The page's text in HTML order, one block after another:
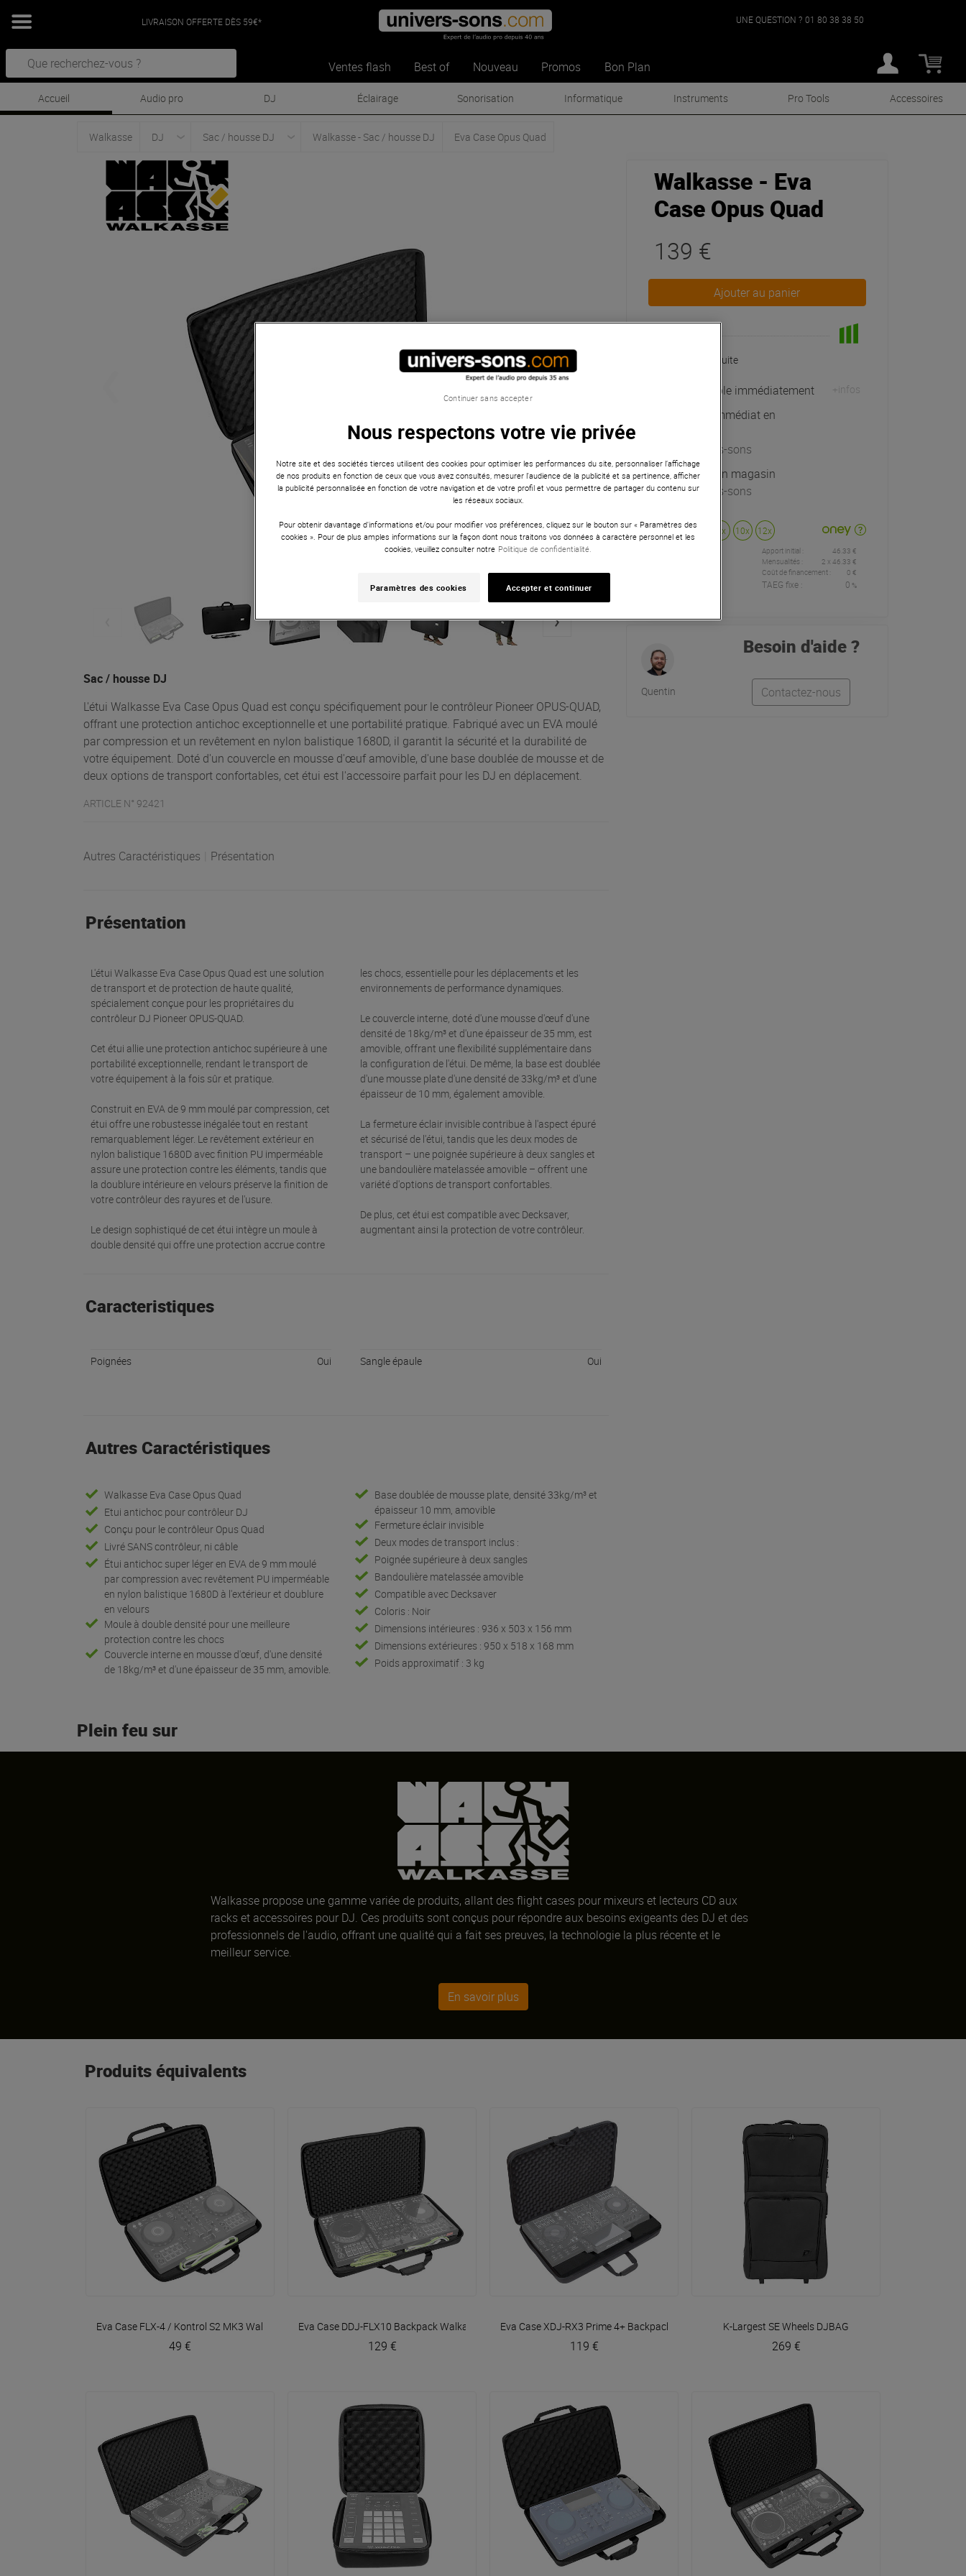
LIVRAISON OFFERTE DÈS 59€*
Ventes flash Best of Nouveau Promos Bon Plan
UNE QUESTION ? 01 80 38 38 50
Accueil Audio pro DJ Éclairage Sonorisation Informatique Instruments Pro Tools Accessoires
Walkasse DJ Sac / housse DJ Walkasse - Sac / housse DJ Eva Case Opus Quad
Sac / housse DJ
L'étui Walkasse Eva Case Opus Quad est conçu spécifiquement pour le contrôleur Pioneer OPUS-QUAD,
offrant une protection antichoc exceptionnelle et une portabilité pratique. Fabriqué avec un EVA moulé
par compression et un revêtement en nylon balistique 1680D, il garantit la sécurité et la durabilité de
votre équipement. Doté d'un couvercle en mousse d'œuf amovible, d'une base doublée de mousse et de
deux options de transport confortables, cet étui est l'accessoire parfait pour les DJ en déplacement.
ARTICLE N° 92421
Autres Caractéristiques Présentation
Présentation
L'étui Walkasse Eva Case Opus Quad est une solution
de transport et de protection de haute qualité,
spécialement conçue pour les propriétaires du
contrôleur DJ Pioneer OPUS-QUAD.
Cet étui allie une protection antichoc supérieure à une
portabilité exceptionnelle, rendant le transport de
votre équipement à la fois sûr et pratique.
Construit en EVA de 9 mm moulé par compression, cet
étui offre une robustesse inégalée tout en restant
remarquablement léger. Le revêtement extérieur en
nylon balistique 1680D avec finition PU imperméable
assure une protection contre les éléments, tandis que
la doublure intérieure en velours préserve la finition de
votre contrôleur des rayures et de l'usure.
Le design sophistiqué de cet étui intègre un moule à
double densité qui offre une protection accrue contre
les chocs, essentielle pour les déplacements et les
environnements de performance dynamiques.
Le couvercle interne, doté d'une mousse d'œuf d'une
densité de 18kg/m³ et d'une épaisseur de 35 mm, est
amovible, offrant une flexibilité supplémentaire dans
la configuration de l'étui. De même, la base est doublée
d'une mousse plate d'une densité de 33kg/m³ et d'une
épaisseur de 10 mm, également amovible.
La fermeture éclair invisible contribue à l'aspect épuré
et sécurisé de l'étui, tandis que les deux modes de
transport – une poignée supérieure à deux sangles et
une bandoulière matelassée amovible – offrent une
variété d'options de transport confortables.
De plus, cet étui est compatible avec Decksaver,
augmentant ainsi la protection de votre contrôleur.
Caracteristiques
Poignées Oui Sangle épaule Oui
Autres Caractéristiques
Walkasse Eva Case Opus Quad
Etui antichoc pour contrôleur DJ
Conçu pour le contrôleur Opus Quad
Livré SANS contrôleur, ni câble
Étui antichoc super léger en EVA de 9 mm moulé
par compression avec revêtement PU imperméable
en nylon balistique 1680D à l'extérieur et doublure
en velours
Moule à double densité pour une meilleure
protection contre les chocs
Couvercle interne en mousse d'œuf, d'une densité
de 18kg/m³ et d'une épaisseur de 35 mm, amovible.
Base doublée de mousse plate, densité 33kg/m³ et
épaisseur 10 mm, amovible
Fermeture éclair invisible
Deux modes de transport inclus :
Poignée supérieure à deux sangles
Bandoulière matelassée amovible
Compatible avec Decksaver
Coloris : Noir
Dimensions intérieures : 936 x 503 x 156 mm
Dimensions extérieures : 950 x 518 x 168 mm
Poids approximatif : 3 kg
Walkasse - Eva
Case Opus Quad
139 €
Ajouter au panier
Livraison Gratuite
Expédiable immédiatement +infos
Retrait immédiat en
à Univers-sons
Exposé en magasin
à Univers-sons
Payer en 3x 4x 10x 12x
Apport initial :
46.33 €
Mensualités :
2 x 46.33 €
Coût de financement :
0 €
TAEG fixe : 0 %
Quentin
Besoin d'aide ?
Contactez-nous
Plein feu sur
Walkasse propose une gamme variée de produits, allant des flight cases pour mixeurs et lecteurs CD aux
racks et accessoires pour DJ. Ces produits sont conçus pour répondre aux besoins exigeants des DJ et des
professionnels de l'audio, offrant une qualité qui a fait ses preuves, la technologie la plus récente et le
meilleur service.
En savoir plus
Produits équivalents
VOIR EN DÉTAIL
Eva Case FLX-4 / Kontrol S2 MK3 Walkasse
49 €
VOIR EN DÉTAIL
Eva Case DDJ-FLX10 Backpack Walkasse
129 €
VOIR EN DÉTAIL
Eva Case XDJ-RX3 Prime 4+ Backpack
119 €
VOIR EN DÉTAIL
K-Largest SE Wheels DJBAG
269 €
Nous respectons votre vie privée
Notre site et des sociétés tierces utilisent des cookies pour optimiser les performances du site, personnaliser l’affichage
de nos produits en fonction de ceux que vous avez consultés, mesurer l'audience de la publicité et sa pertinence, afficher
la publicité personnalisée en fonction de votre navigation et de votre profil et vous permettre de partager du contenu sur
les réseaux sociaux.
Pour obtenir davantage d'informations et/ou pour modifier vos préférences, cliquez sur le bouton sur « Paramètres des
cookies ». Pour de plus amples informations sur la façon dont nous traitons vos données à caractère personnel et les
cookies, veuillez consulter notre Politique de confidentialité.
Paramètres des cookies Accepter et continuer
Continuer sans accepter